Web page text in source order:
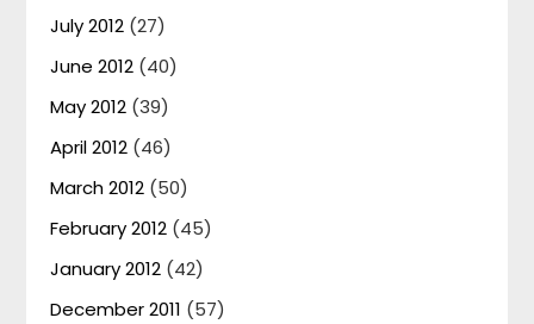
July 2012 (27)
June 2012 (40)
May 2012 (39)
April 2012 (46)
March 2012 (50)
February 2012 (45)
January 2012 (42)
December 2011 (57)